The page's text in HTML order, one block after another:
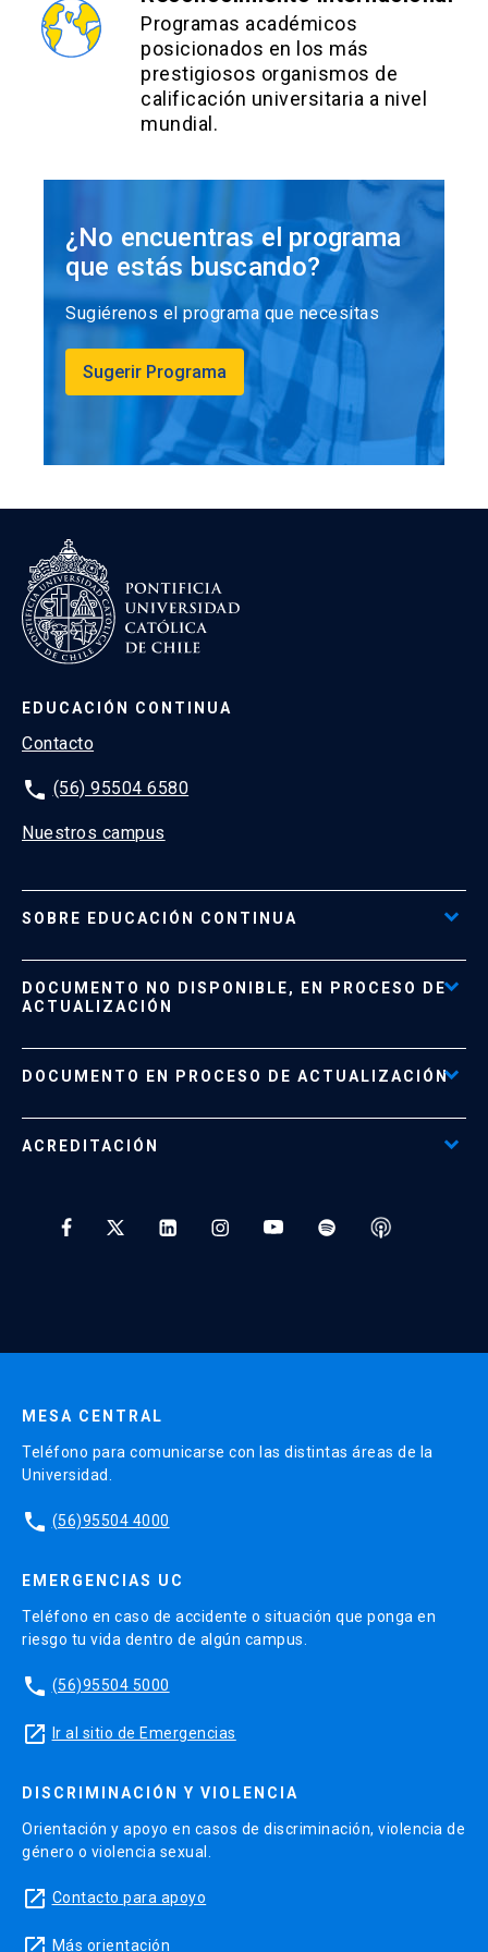
y de liderazgo (50%).
Programas académicos
posicionados en los más
prestigiosos organismos de
calificación universitaria a nivel
mundial.
¿No encuentras el programa
que estás buscando?
Sugiérenos el programa que necesitas
Sugerir Programa
EDUCACIÓN CONTINUA
Contacto
phone (56) 95504 6580
Nuestros campus
SOBRE EDUCACIÓN CONTINUA
Formas de Pago
Políticas de Retiro, Devolución e Información Importante
DOCUMENTO NO DISPONIBLE, EN PROCESO DE
ACTUALIZACIÓN
Documento No Disponible file_download
DOCUMENTO EN PROCESO DE ACTUALIZACIÓN
ACREDITACIÓN
MESA CENTRAL
Teléfono para comunicarse con las distintas áreas de la
Universidad.
phone (56)95504 4000
EMERGENCIAS UC
Teléfono en caso de accidente o situación que ponga en
riesgo tu vida dentro de algún campus.
phone (56)95504 5000
launch Ir al sitio de Emergencias
DISCRIMINACIÓN Y VIOLENCIA
Orientación y apoyo en casos de discriminación, violencia de
género o violencia sexual.
launch Contacto para apoyo
launch Más orientación